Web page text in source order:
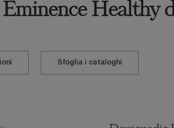
Healthy
Sfoglia i cataloghi